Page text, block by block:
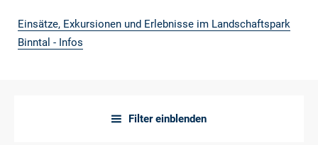
Einsätze, Exkursionen und Erlebnisse im Landschaftspark
Binntal - Infos
a Filter einblenden